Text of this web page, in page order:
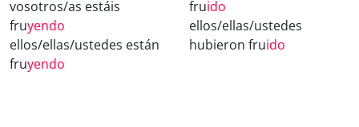
vosotros/as estáis
fruyendo
ellos/ellas/ustedes están
fruyendo
fruido
ellos/ellas/ustedes
hubieron fruido